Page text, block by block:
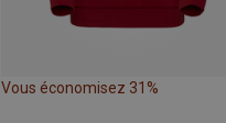
Vous économisez 31%